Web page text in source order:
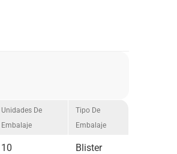
Unidades De
Embalaje
Tipo De
Embalaje
10 Blister